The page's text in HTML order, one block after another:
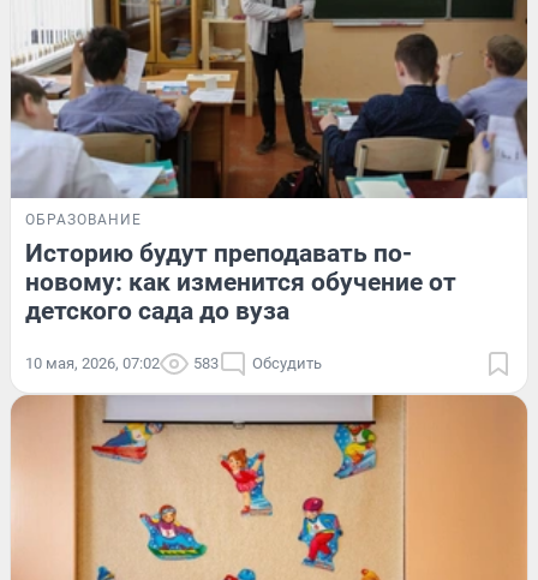
ОБРАЗОВАНИЕ
Историю будут преподавать по-
новому: как изменится обучение от
детского сада до вуза
10 мая, 2026, 07:02 583 Обсудить